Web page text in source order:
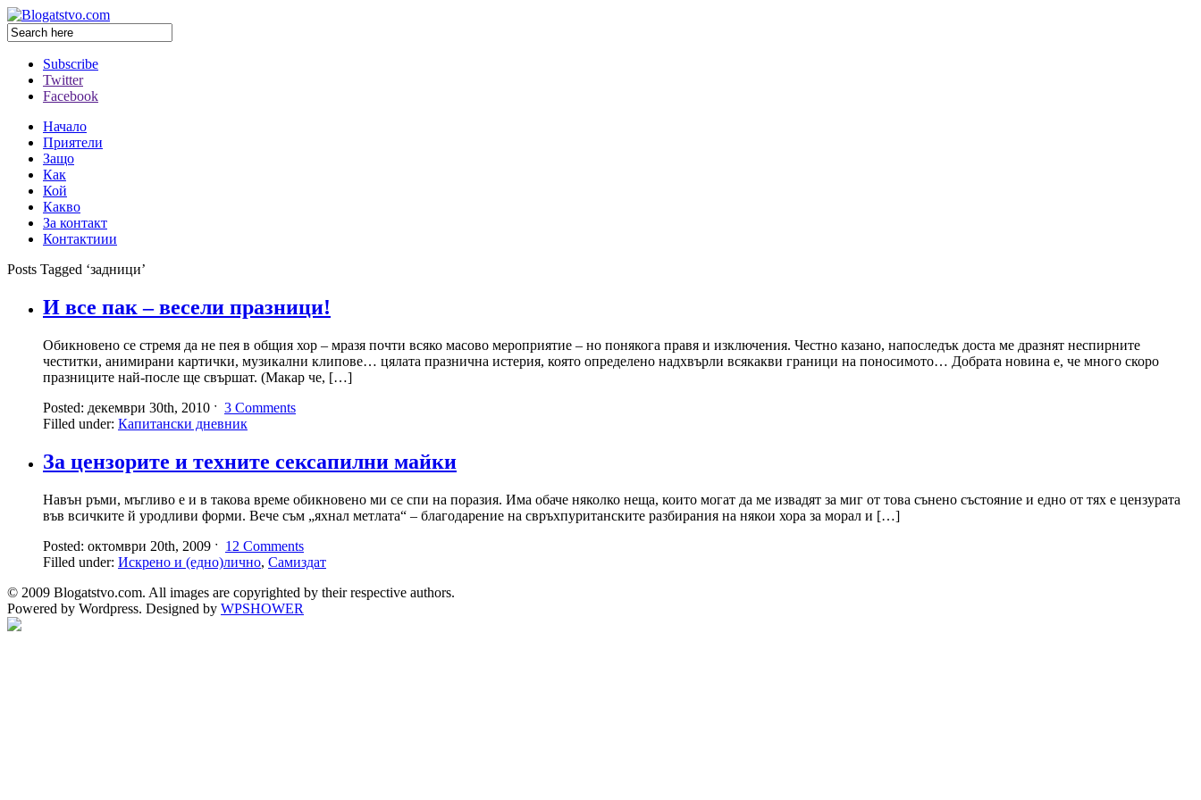
Subscribe
Twitter
Facebook
Начало
Приятели
Защо
Как
Кой
Какво
За контакт
Контактиии
Posts Tagged ‘задници’
И все пак – весели празници!
Обикновено се стремя да не пея в общия хор – мразя почти всяко масово мероприятие – но понякога правя и изключения. Честно казано, напоследък доста ме дразнят неспирните
честитки, анимирани картички, музикални клипове… цялата празнична истерия, която определено надхвърли всякакви граници на поносимото… Добрата новина е, че много скоро
празниците най-после ще свършат. (Макар че, […]
Posted: декември 30th, 2010 ˑ 3 Comments
Filled under: Капитански дневник
За цензорите и техните сексапилни майки
Навън ръми, мъгливо е и в такова време обикновено ми се спи на поразия. Има обаче няколко неща, които могат да ме извадят за миг от това сънено състояние и едно от тях е цензурата
във всичките й уродливи форми. Вече съм „яхнал метлата“ – благодарение на свръхпуританските разбирания на някои хора за морал и […]
Posted: октомври 20th, 2009 ˑ 12 Comments
Filled under: Искрено и (едно)лично, Самиздат
© 2009 Blogatstvo.com. All images are copyrighted by their respective authors.
Powered by Wordpress. Designed by WPSHOWER